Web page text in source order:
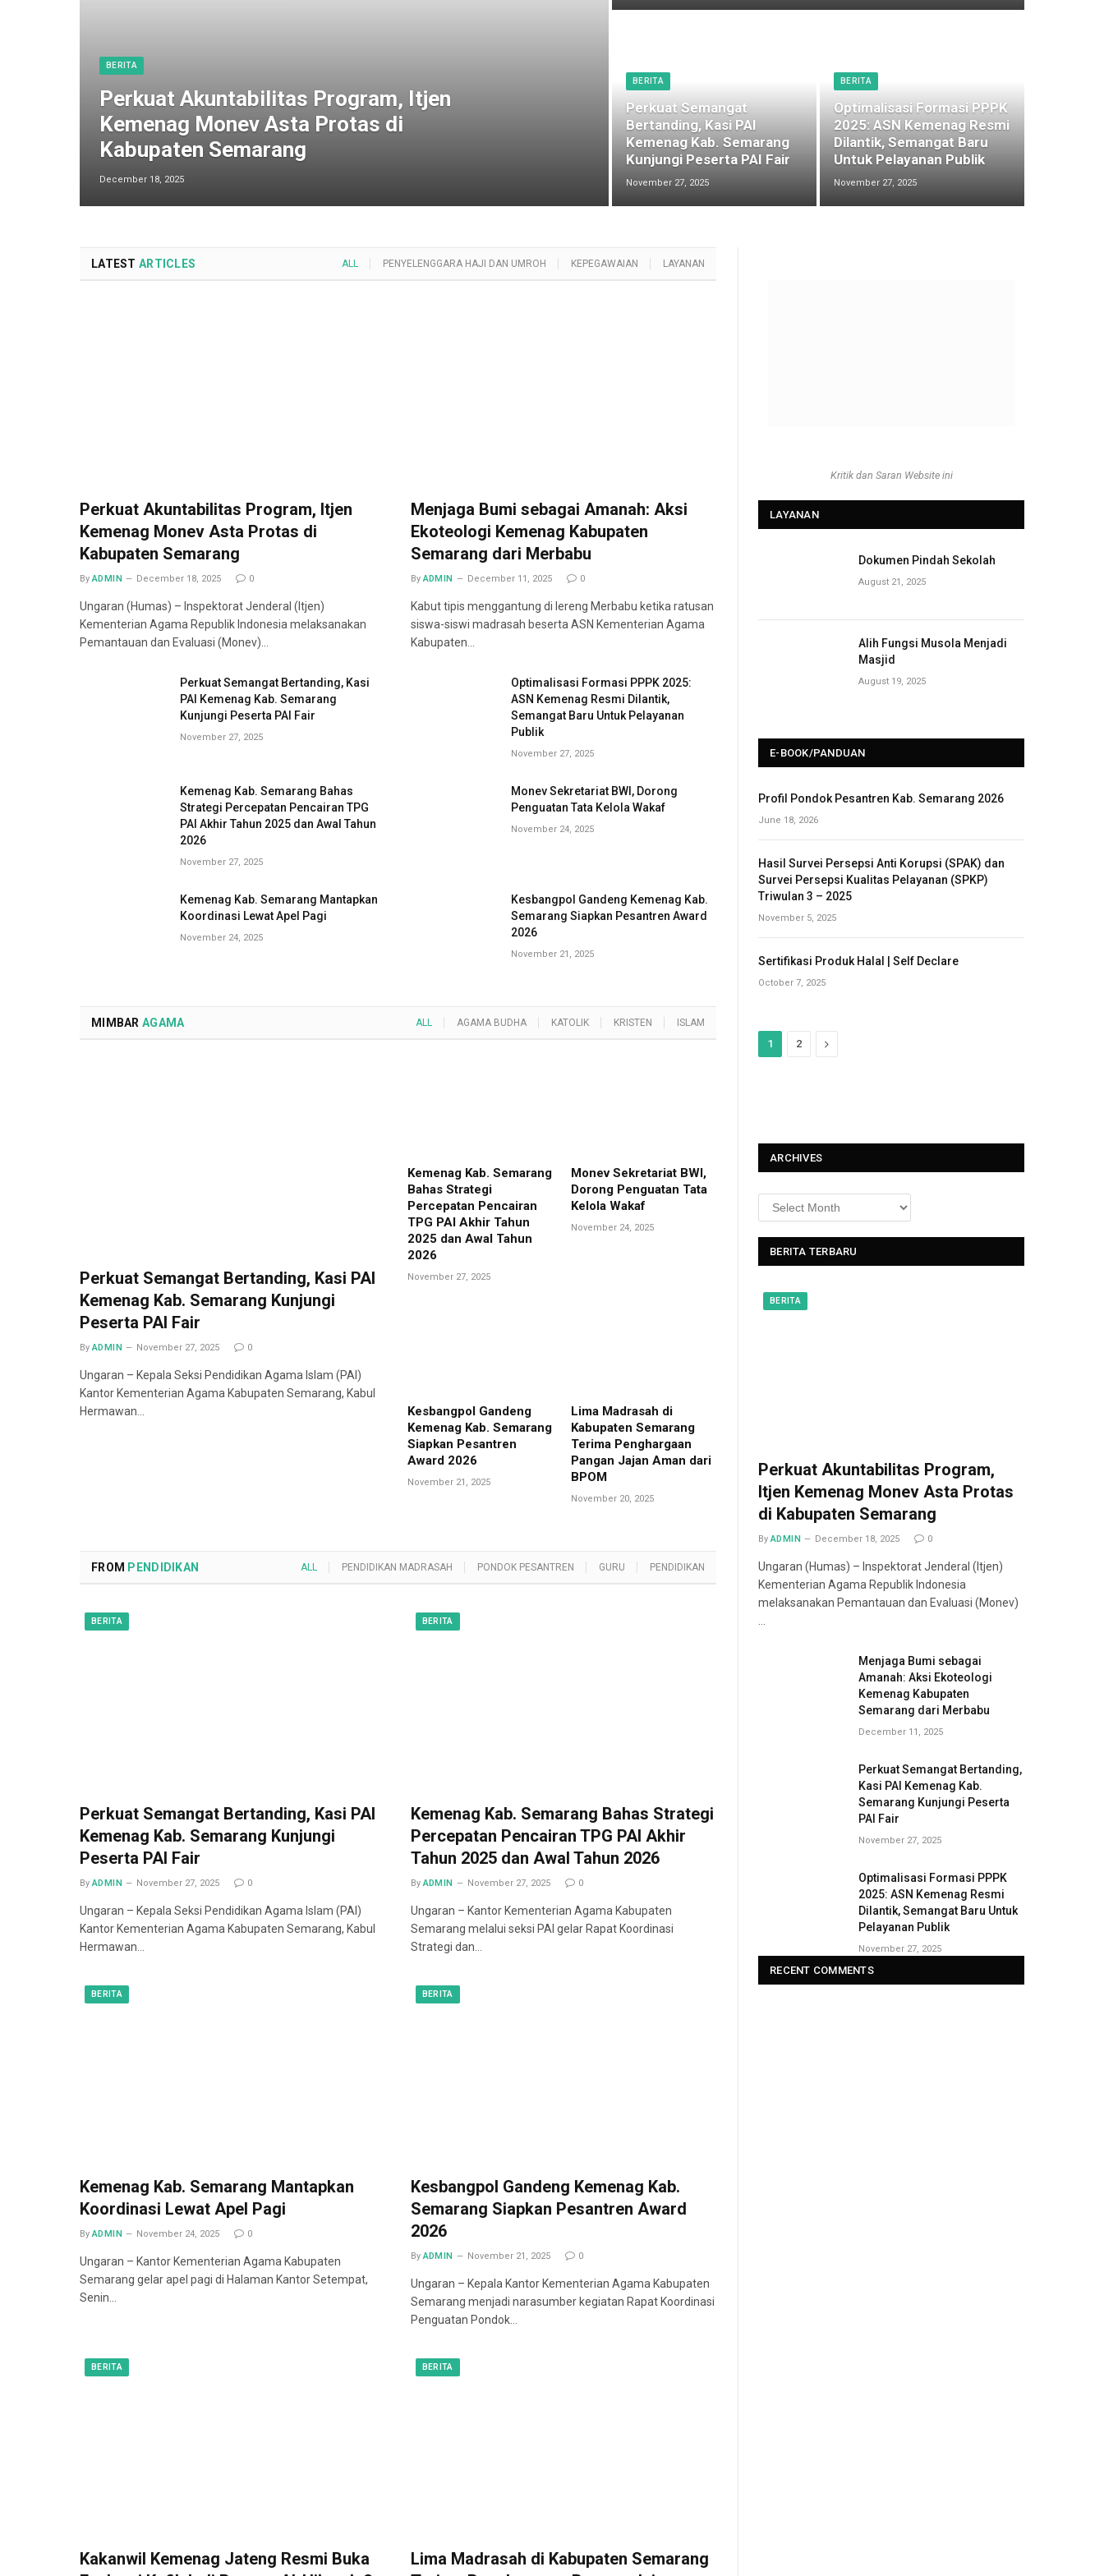
BERITA
Perkuat Akuntabilitas Program, Itjen
Kemenag Monev Asta Protas di
Kabupaten Semarang
December 18, 2025
BERITA
Perkuat Semangat
Bertanding, Kasi PAI
Kemenag Kab. Semarang
Kunjungi Peserta PAI Fair
November 27, 2025
BERITA
Optimalisasi Formasi PPPK
2025: ASN Kemenag Resmi
Dilantik, Semangat Baru
Untuk Pelayanan Publik
November 27, 2025
LATEST ARTICLES ALL PENYELENGGARA HAJI DAN UMROH KEPEGAWAIAN LAYANAN
Perkuat Akuntabilitas Program, Itjen
Kemenag Monev Asta Protas di
Kabupaten Semarang
By ADMIN December 18, 2025 0
Ungaran (Humas) – Inspektorat Jenderal (Itjen)
Kementerian Agama Republik Indonesia melaksanakan
Pemantauan dan Evaluasi (Monev)…
Menjaga Bumi sebagai Amanah: Aksi
Ekoteologi Kemenag Kabupaten
Semarang dari Merbabu
By ADMIN December 11, 2025 0
Kabut tipis menggantung di lereng Merbabu ketika ratusan
siswa-siswi madrasah beserta ASN Kementerian Agama
Kabupaten…
Perkuat Semangat Bertanding, Kasi
PAI Kemenag Kab. Semarang
Kunjungi Peserta PAI Fair
November 27, 2025
Optimalisasi Formasi PPPK 2025:
ASN Kemenag Resmi Dilantik,
Semangat Baru Untuk Pelayanan
Publik
November 27, 2025
Kemenag Kab. Semarang Bahas
Strategi Percepatan Pencairan TPG
PAI Akhir Tahun 2025 dan Awal Tahun
2026
November 27, 2025
Monev Sekretariat BWI, Dorong
Penguatan Tata Kelola Wakaf
November 24, 2025
Kemenag Kab. Semarang Mantapkan
Koordinasi Lewat Apel Pagi
November 24, 2025
Kesbangpol Gandeng Kemenag Kab.
Semarang Siapkan Pesantren Award
2026
November 21, 2025
MIMBAR AGAMA ALL AGAMA BUDHA KATOLIK KRISTEN ISLAM
Perkuat Semangat Bertanding, Kasi PAI
Kemenag Kab. Semarang Kunjungi
Peserta PAI Fair
By ADMIN November 27, 2025 0
Ungaran – Kepala Seksi Pendidikan Agama Islam (PAI)
Kantor Kementerian Agama Kabupaten Semarang, Kabul
Hermawan…
Kemenag Kab. Semarang
Bahas Strategi
Percepatan Pencairan
TPG PAI Akhir Tahun
2025 dan Awal Tahun
2026
November 27, 2025
Monev Sekretariat BWI,
Dorong Penguatan Tata
Kelola Wakaf
November 24, 2025
Kesbangpol Gandeng
Kemenag Kab. Semarang
Siapkan Pesantren
Award 2026
November 21, 2025
Lima Madrasah di
Kabupaten Semarang
Terima Penghargaan
Pangan Jajan Aman dari
BPOM
November 20, 2025
FROM PENDIDIKAN ALL PENDIDIKAN MADRASAH PONDOK PESANTREN GURU PENDIDIKAN
BERITA
Perkuat Semangat Bertanding, Kasi PAI
Kemenag Kab. Semarang Kunjungi
Peserta PAI Fair
By ADMIN November 27, 2025 0
Ungaran – Kepala Seksi Pendidikan Agama Islam (PAI)
Kantor Kementerian Agama Kabupaten Semarang, Kabul
Hermawan…
BERITA
Kemenag Kab. Semarang Bahas Strategi
Percepatan Pencairan TPG PAI Akhir
Tahun 2025 dan Awal Tahun 2026
By ADMIN November 27, 2025 0
Ungaran – Kantor Kementerian Agama Kabupaten
Semarang melalui seksi PAI gelar Rapat Koordinasi
Strategi dan…
BERITA
Kemenag Kab. Semarang Mantapkan
Koordinasi Lewat Apel Pagi
By ADMIN November 24, 2025 0
Ungaran – Kantor Kementerian Agama Kabupaten
Semarang gelar apel pagi di Halaman Kantor Setempat,
Senin…
BERITA
Kesbangpol Gandeng Kemenag Kab.
Semarang Siapkan Pesantren Award
2026
By ADMIN November 21, 2025 0
Ungaran – Kepala Kantor Kementerian Agama Kabupaten
Semarang menjadi narasumber kegiatan Rapat Koordinasi
Penguatan Pondok…
BERITA
Kakanwil Kemenag Jateng Resmi Buka
BERITA
Lima Madrasah di Kabupaten Semarang
Kritik dan Saran Website ini
LAYANAN
Dokumen Pindah Sekolah
August 21, 2025
Alih Fungsi Musola Menjadi
Masjid
August 19, 2025
E-BOOK/PANDUAN
Profil Pondok Pesantren Kab. Semarang 2026
June 18, 2026
Hasil Survei Persepsi Anti Korupsi (SPAK) dan
Survei Persepsi Kualitas Pelayanan (SPKP)
Triwulan 3 – 2025
November 5, 2025
Sertifikasi Produk Halal | Self Declare
October 7, 2025
1 2
N
ARCHIVES
BERITA TERBARU
BERITA
Perkuat Akuntabilitas Program,
Itjen Kemenag Monev Asta Protas
di Kabupaten Semarang
By ADMIN December 18, 2025 0
Ungaran (Humas) – Inspektorat Jenderal (Itjen)
Kementerian Agama Republik Indonesia
melaksanakan Pemantauan dan Evaluasi (Monev)
…
Menjaga Bumi sebagai
Amanah: Aksi Ekoteologi
Kemenag Kabupaten
Semarang dari Merbabu
December 11, 2025
Perkuat Semangat Bertanding,
Kasi PAI Kemenag Kab.
Semarang Kunjungi Peserta
PAI Fair
November 27, 2025
Optimalisasi Formasi PPPK
2025: ASN Kemenag Resmi
Dilantik, Semangat Baru Untuk
Pelayanan Publik
November 27, 2025
RECENT COMMENTS